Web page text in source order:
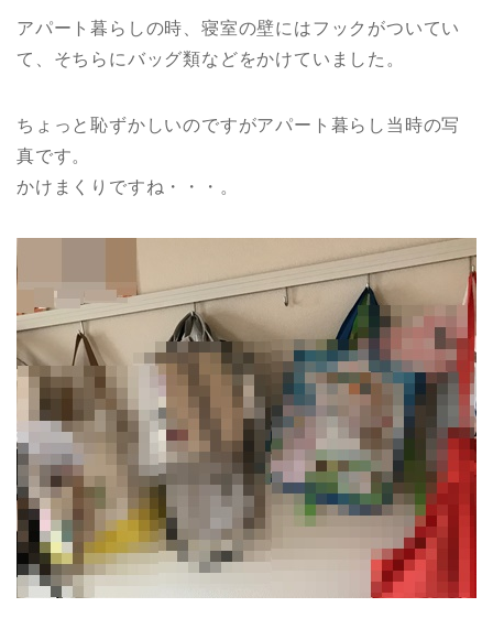
アパート暮らしの時、寝室の壁にはフックがついてい
て、そちらにバッグ類などをかけていました。
ちょっと恥ずかしいのですがアパート暮らし当時の写
真です。
かけまくりですね・・・。